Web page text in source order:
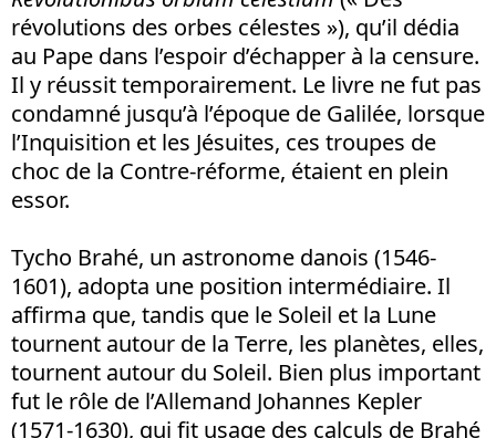
révolutions des orbes célestes »), qu’il dédia
au Pape dans l’espoir d’échapper à la censure.
Il y réussit temporairement. Le livre ne fut pas
condamné jusqu’à l’époque de Galilée, lorsque
l’Inquisition et les Jésuites, ces troupes de
choc de la Contre-réforme, étaient en plein
essor.
Tycho Brahé, un astronome danois (1546-
1601), adopta une position intermédiaire. Il
affirma que, tandis que le Soleil et la Lune
tournent autour de la Terre, les planètes, elles,
tournent autour du Soleil. Bien plus important
fut le rôle de l’Allemand Johannes Kepler
(1571-1630), qui fit usage des calculs de Brahé